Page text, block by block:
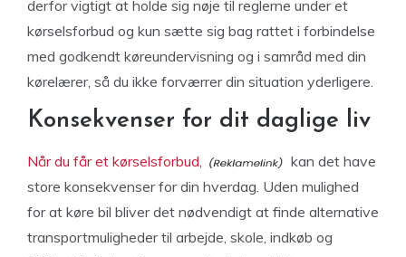
derfor vigtigt at holde sig nøje til reglerne under et
kørselsforbud og kun sætte sig bag rattet i forbindelse
med godkendt køreundervisning og i samråd med din
kørelærer, så du ikke forværrer din situation yderligere.
Konsekvenser for dit daglige liv
Når du får et kørselsforbud,
kan det have
store konsekvenser for din hverdag. Uden mulighed
for at køre bil bliver det nødvendigt at finde alternative
transportmuligheder til arbejde, skole, indkøb og